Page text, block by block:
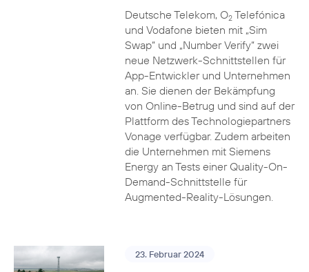
Deutsche Telekom, O2Telefónica
und Vodafone bieten mit „Sim
Swap“ und „Number Verify“ zwei
neue Netzwerk-Schnittstellen für
App-Entwickler und Unternehmen
an. Sie dienen der Bekämpfung
von Online-Betrug und sind auf der
Plattform des Technologiepartners
Vonage verfügbar. Zudem arbeiten
die Unternehmen mit Siemens
Energy an Tests einer Quality-On-
Demand-Schnittstelle für
Augmented-Reality-Lösungen.
23. Februar 2024